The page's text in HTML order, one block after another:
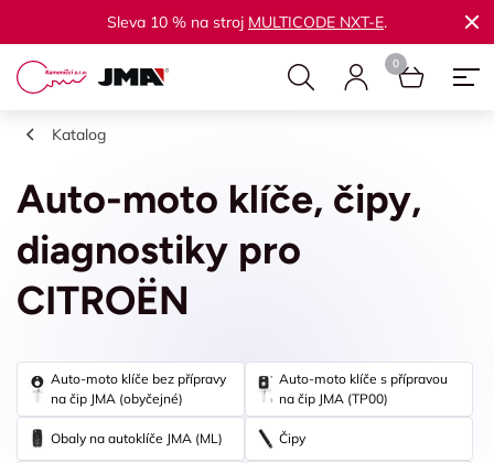
Sleva 10 % na stroj MULTICODE NXT-E.
Katalog
Auto-moto klíče, čipy,
diagnostiky pro
CITROËN
Auto-moto klíče bez přípravy
na čip JMA (obyčejné)
Auto-moto klíče s přípravou
na čip JMA (TP00)
Obaly na autoklíče JMA (ML) Čipy